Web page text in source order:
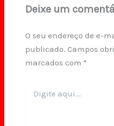
Deixe um
O seu endereço de e-
publicado. Campos
marcados com *
aqui...